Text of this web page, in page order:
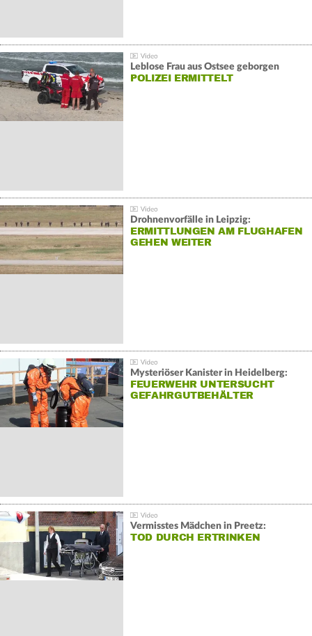
Leblose Frau aus Ostsee geborgen
POLIZEI ERMITTELT
Drohnenvorfälle in Leipzig:
ERMITTLUNGEN AM FLUGHAFEN
GEHEN WEITER
Mysteriöser Kanister in Heidelberg:
FEUERWEHR UNTERSUCHT
GEFAHRGUTBEHÄLTER
Vermisstes Mädchen in Preetz:
TOD DURCH ERTRINKEN